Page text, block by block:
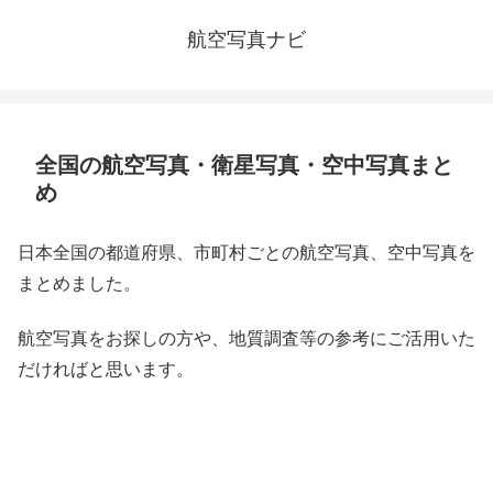
航空写真ナビ
全国の航空写真・衛星写真・空中写真まと
め
日本全国の都道府県、市町村ごとの航空写真、空中写真を
まとめました。
航空写真をお探しの方や、地質調査等の参考にご活用いた
だければと思います。